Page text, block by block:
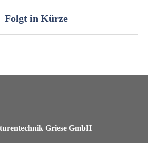
Folgt in Kürze
Griese GmbH